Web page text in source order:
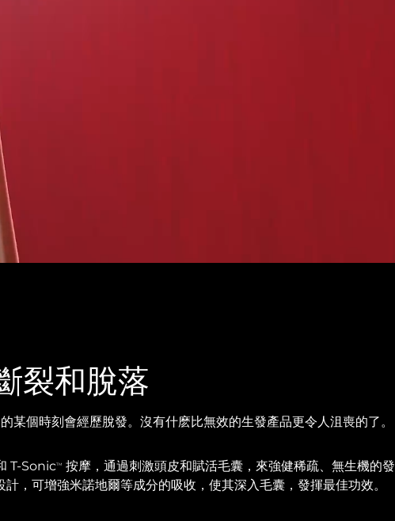
裂和脫落
某個時刻會經歷脫發。沒有什麽比無效的生發產品更令人沮喪的了。
T-SonicTM
按摩，通過刺激頭皮和賦活毛囊，來強健稀疏、無生機的發
，可增強米諾地爾等成分的吸收，使其深入毛囊，發揮最佳功效。